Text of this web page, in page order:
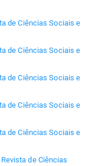
de Ciências Sociais e
de Ciências Sociais e
de Ciências Sociais e
de Ciências Sociais e
de Ciências Sociais e
de Ciências